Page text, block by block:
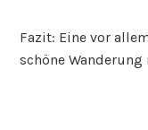
Fazit: Eine vor
schöne